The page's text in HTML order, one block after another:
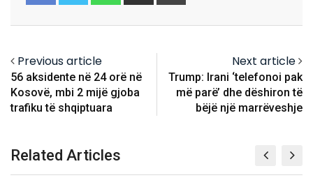
Previous article
56 aksidente në 24 orë në
Kosovë, mbi 2 mijë gjoba
trafiku të shqiptuara
Next article
Trump: Irani ‘telefonoi pak
më parë’ dhe dëshiron të
bëjë një marrëveshje
Related Articles